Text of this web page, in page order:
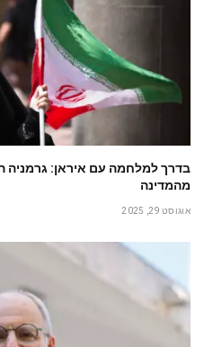
בדרך למלחמה עם איראן: גרמניה
מהמדינה
אוגוסט 29, 2025